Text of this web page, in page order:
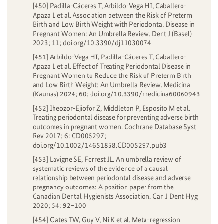
[450] Padilla-Cáceres T, Arbildo-Vega HI, Caballero-
Apaza L et al. Association between the Risk of Preterm
Birth and Low Birth Weight with Periodontal Disease in
Pregnant Women: An Umbrella Review. Dent J (Basel)
2023; 11; doi.org/10.3390/dj11030074
[451] Arbildo-Vega HI, Padilla-Cáceres T, Caballero-
Apaza L et al. Effect of Treating Periodontal Disease in
Pregnant Women to Reduce the Risk of Preterm Birth
and Low Birth Weight: An Umbrella Review. Medicina
(Kaunas) 2024; 60; doi.org/10.3390/medicina60060943
[452] Iheozor-Ejiofor Z, Middleton P, Esposito M et al.
Treating periodontal disease for preventing adverse birth
outcomes in pregnant women. Cochrane Database Syst
Rev 2017; 6: CD005297;
doi.org/10.1002/14651858.CD005297.pub3
[453] Lavigne SE, Forrest JL. An umbrella review of
systematic reviews of the evidence of a causal
relationship between periodontal disease and adverse
pregnancy outcomes: A position paper from the
Canadian Dental Hygienists Association. Can J Dent Hyg
2020; 54: 92–100
[454] Oates TW, Guy V, Ni K et al. Meta-regression